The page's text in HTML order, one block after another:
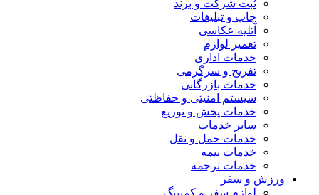
ثبت شرکت و برند
چاپ و تبلیغات
آتلیه عکاسی
تعمیر لوازم
خدمات اداری
تفریح و سرگرمی
خدمات بازرگانی
سیستم امنیتی و حفاظتی
خدمات پخش و توزیع
سایر خدمات
خدمات حمل و نقل
خدمات بیمه
خدمات ترجمه
ورزش و سفر